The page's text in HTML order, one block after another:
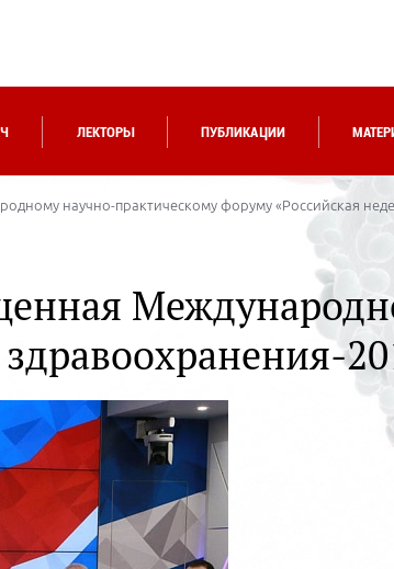
ЛЕКТОРЫ ПУБЛИКАЦИИ
научно-практическому форуму «Российская